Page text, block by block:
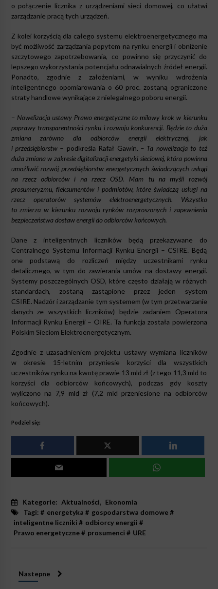
o połączenie licznika z urządzeniami sieci domowej, co ułatwi
zarządzanie pracą tych urządzeń.
Z kolei korzyścią dla całego systemu elektroenergetycznego ma
być możliwość zarządzania popytem na rynku energii i obniżenie
szczytowego zapotrzebowania, co powinno się przyczynić do
lepszego wykorzystania potencjału odnawialnych źródeł energii.
Ponadto, zgodnie z założeniami, w wyniku wdrożenia
inteligentnego opomiarowania o 60 proc. zostaną ograniczone
straty handlowe wynikające z nielegalnego poboru energii.
– Nowelizacja ustawy Prawo energetyczne to milowy krok w kierunku
poprawy transparentności rynku i rozwoju konkurencji. Będzie to duża
zmiana zarówno dla odbiorców energii elektrycznej, jak
i przedsiębiorstw – podkreśla Rafał Gawin. – Ta nowelizacja to też
duża zmiana w zakresie digitalizacji energetyki sieciowej, która powinna
umożliwić rozwój przedsiębiorstw energetycznych świadczących usługi
na rzecz odbiorców i na rzecz OSD. Mam tu na myśli rozwój
prosumeryzmu, fleksumentów i podmiotów, które świadczą usługi na
rzecz operatorów systemów elektroenergetycznych. Wszystko
to zmierza w kierunku rozwoju rynków rozproszonych i zapewnienia
bezpieczeństwa dostaw energii do odbiorców końcowych.
Dane z inteligentnych liczników będą przekazywane do
Centralnego Systemu Informacji Rynku Energii – CSIRE. Będą
one podstawą do rozliczeń między uczestnikami rynku
detalicznego, w tym do zawierania umów na dostawy energii.
Systemy poszczególnych OSD, które często działają w różnych
standardach, zostaną zastąpione przez jeden system
CSIRE. Nadzór i zarządzanie tym systemem (w tym przetwarzanie
danych ze wszystkich liczników) będzie zadaniem Operatora
Informacji Rynku Energii – OIRE. Ta funkcja została powierzona
Polskim Sieciom Elektroenergetycznym.
Zgodnie z uzasadnieniem projektu ustawy wymiana liczników
w okresie 15-letnim przyniesie korzyści dla wszystkich
uczestników rynku na kwotę prawie 13 mld zł (z tego 11,3 mld to
korzyści dla odbiorców końcowych), podczas gdy koszty
wyliczono na 7,9 mld zł (7,2 mld przeniesione na odbiorców
końcowych).
Podziel się:
Kategorie: Aktualności, Ekonomia
Tagi: # energetyka # gospodarstwa domowe#
inteligentne liczniki # odbiorcy energii #
Prawo energetyczne# prosumenci # URE
Nastepne